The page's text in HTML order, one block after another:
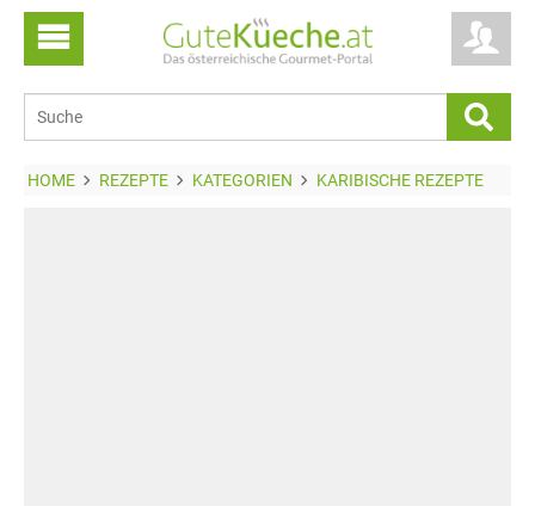
HOME REZEPTE KATEGORIEN KARIBISCHE REZEPTE